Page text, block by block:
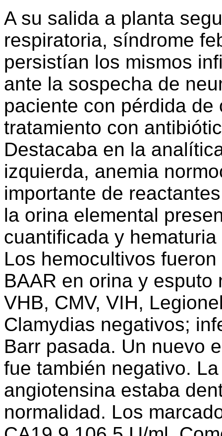
A su salida a planta
respiratoria, síndrome
persistían los mismos
ante la sospecha de
paciente con pérdida
tratamiento con
Destacaba en la
izquierda, anemia
importante de
la orina elemental
cuantificada y
Los hemocultivos
BAAR en orina y
VHB, CMV, VIH,
Clamydias negativos;
Barr pasada. Un nuevo
fue también negativo.
angiotensina estaba
normalidad. Los